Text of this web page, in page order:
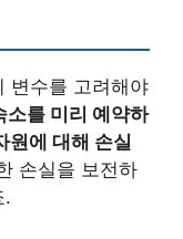
변수를 고려해야
소를 미리 예약하
원에 대해 손실
손실을 보전하
.